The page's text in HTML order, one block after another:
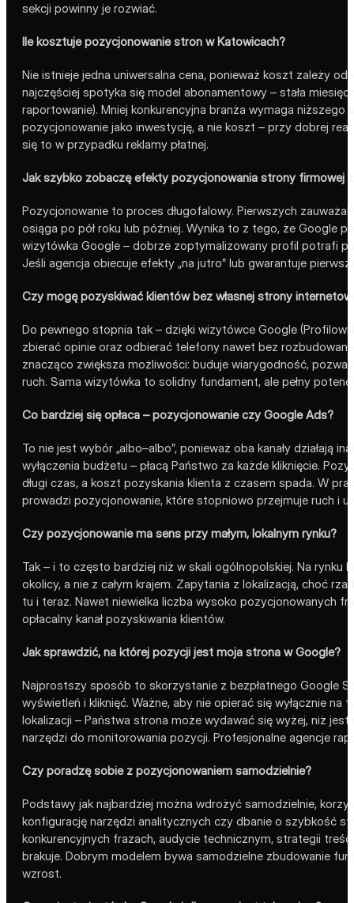
sekcji powinny je rozwiać.
Ile kosztuje pozycjonowanie stron w Katowicach?
Nie istnieje jedna uniwersalna cena, ponieważ koszt zależy
najczęściej spotyka się model abonamentowy – stała
raportowanie). Mniej konkurencyjna branża wymaga
pozycjonowanie jako inwestycję, a nie koszt – przy dobrej
się to w przypadku reklamy płatnej.
Jak szybko zobaczę efekty pozycjonowania strony firmowej
Pozycjonowanie to proces długofalowy. Pierwszych
osiąga po pół roku lub później. Wynika to z tego, że Google
wizytówka Google – dobrze zoptymalizowany profil potrafi
Jeśli agencja obiecuje efekty „na jutro” lub gwarantuje
Czy mogę pozyskiwać klientów bez własnej strony
Do pewnego stopnia tak – dzięki wizytówce Google
zbierać opinie oraz odbierać telefony nawet bez
znacząco zwiększa możliwości: buduje wiarygodność,
ruch. Sama wizytówka to solidny fundament, ale pełny
Co bardziej się opłaca – pozycjonowanie czy Google Ads?
To nie jest wybór „albo–albo”, ponieważ oba kanały działają
wyłączenia budżetu – płacą Państwo za każde kliknięcie.
długi czas, a koszt pozyskania klienta z czasem spada. W
prowadzi pozycjonowanie, które stopniowo przejmuje ruch i
Czy pozycjonowanie ma sens przy małym, lokalnym rynku?
Tak – i to często bardziej niż w skali ogólnopolskiej. Na
okolicy, a nie z całym krajem. Zapytania z lokalizacją, choć
tu i teraz. Nawet niewielka liczba wysoko pozycjonowanych
opłacalny kanał pozyskiwania klientów.
Jak sprawdzić, na której pozycji jest moja strona w Google?
Najprostszy sposób to skorzystanie z bezpłatnego Google
wyświetleń i kliknięć. Ważne, aby nie opierać się wyłącznie
lokalizacji – Państwa strona może wydawać się wyżej, niż
narzędzi do monitorowania pozycji. Profesjonalne agencje
Czy poradzę sobie z pozycjonowaniem samodzielnie?
Podstawy jak najbardziej można wdrożyć samodzielnie,
konfigurację narzędzi analitycznych czy dbanie o szybkość
konkurencyjnych frazach, audycie technicznym, strategii
brakuje. Dobrym modelem bywa samodzielne zbudowanie
wzrost.